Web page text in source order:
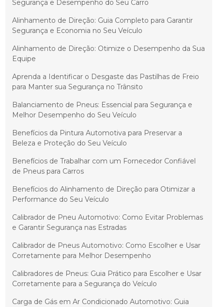
Segurança e Desempenho do Seu Carro
Alinhamento de Direção: Guia Completo para Garantir
Segurança e Economia no Seu Veículo
Alinhamento de Direção: Otimize o Desempenho da Sua
Equipe
Aprenda a Identificar o Desgaste das Pastilhas de Freio
para Manter sua Segurança no Trânsito
Balanciamento de Pneus: Essencial para Segurança e
Melhor Desempenho do Seu Veículo
Benefícios da Pintura Automotiva para Preservar a
Beleza e Proteção do Seu Veículo
Benefícios de Trabalhar com um Fornecedor Confiável
de Pneus para Carros
Benefícios do Alinhamento de Direção para Otimizar a
Performance do Seu Veículo
Calibrador de Pneu Automotivo: Como Evitar Problemas
e Garantir Segurança nas Estradas
Calibrador de Pneus Automotivo: Como Escolher e Usar
Corretamente para Melhor Desempenho
Calibradores de Pneus: Guia Prático para Escolher e Usar
Corretamente para a Segurança do Veículo
Carga de Gás em Ar Condicionado Automotivo: Guia